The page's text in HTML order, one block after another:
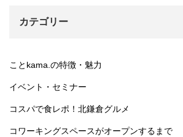
カテゴリー
ことkama.の特徴・魅力
イベント・セミナー
コスパで食レポ！北鎌倉グルメ
コワーキングスペースがオープンするまで